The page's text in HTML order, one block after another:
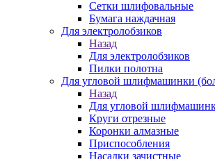
Сетки шлифовальные
Бумага наждачная
Для электролобзиков
Назад
Для электролобзиков
Пилки полотна
Для угловой шлифмашинки
Назад
Для угловой
Круги отрезные
Коронки алмазные
Приспособления
Насадки зачистные